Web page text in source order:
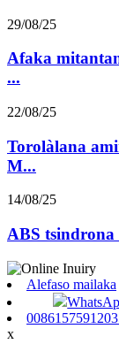
29/08/25
Afaka
...
22/08/25
Torolàlana
M...
14/08/25
ABS
Alefaso mailaka
x